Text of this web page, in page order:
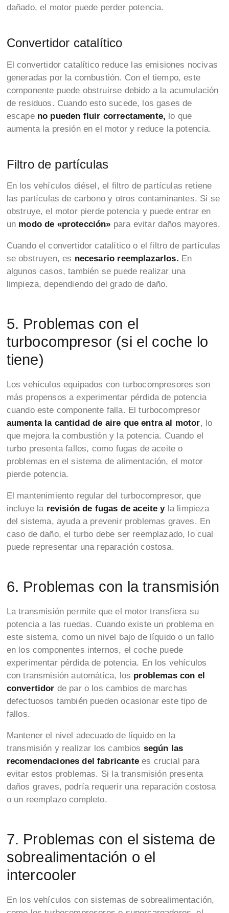
dañado, el motor puede perder potencia.
Convertidor catalítico
El convertidor catalítico reduce las emisiones nocivas
generadas por la combustión. Con el tiempo, este
componente puede obstruirse debido a la acumulación
de residuos. Cuando esto sucede, los gases de
escape no pueden fluir correctamente, lo que
aumenta la presión en el motor y reduce la potencia.
Filtro de partículas
En los vehículos diésel, el filtro de partículas retiene
las partículas de carbono y otros contaminantes. Si se
obstruye, el motor pierde potencia y puede entrar en
un modo de «protección» para evitar daños mayores.
Cuando el convertidor catalítico o el filtro de partículas
se obstruyen, es necesario reemplazarlos. En
algunos casos, también se puede realizar una
limpieza, dependiendo del grado de daño.
5. Problemas con el
turbocompresor (si el coche lo
tiene)
Los vehículos equipados con turbocompresores son
más propensos a experimentar pérdida de potencia
cuando este componente falla. El turbocompresor
aumenta la cantidad de aire que entra al motor, lo
que mejora la combustión y la potencia. Cuando el
turbo presenta fallos, como fugas de aceite o
problemas en el sistema de alimentación, el motor
pierde potencia.
El mantenimiento regular del turbocompresor, que
incluye la revisión de fugas de aceite y la limpieza
del sistema, ayuda a prevenir problemas graves. En
caso de daño, el turbo debe ser reemplazado, lo cual
puede representar una reparación costosa.
6. Problemas con la transmisión
La transmisión permite que el motor transfiera su
potencia a las ruedas. Cuando existe un problema en
este sistema, como un nivel bajo de líquido o un fallo
en los componentes internos, el coche puede
experimentar pérdida de potencia. En los vehículos
con transmisión automática, los problemas con el
convertidor de par o los cambios de marchas
defectuosos también pueden ocasionar este tipo de
fallos.
Mantener el nivel adecuado de líquido en la
transmisión y realizar los cambios según las
recomendaciones del fabricantees crucial para
evitar estos problemas. Si la transmisión presenta
daños graves, podría requerir una reparación costosa
o un reemplazo completo.
7. Problemas con el sistema de
sobrealimentación o el
intercooler
En los vehículos con sistemas de sobrealimentación,